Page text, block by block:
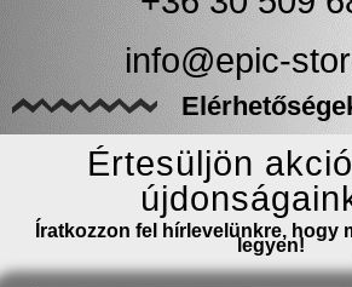
info@epic-
Értesüljön
Íratkozzon fel hírlevelünkre, hogy
legyen!